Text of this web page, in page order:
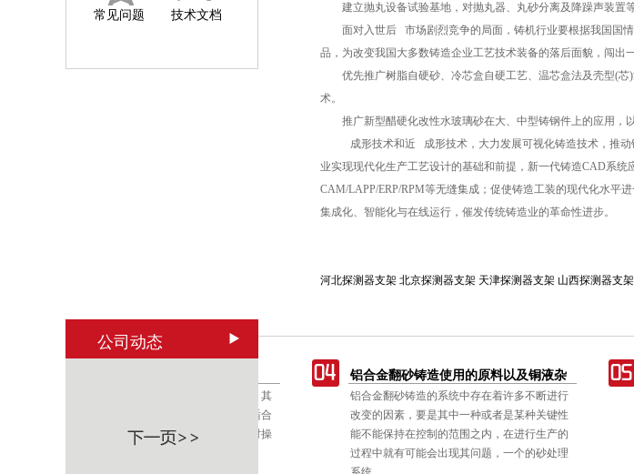
常见问题 技术文档
建立抛丸设备试验基地，对抛丸器、丸砂分离及降躁声装置
面对入世后 市场剧烈竞争的局面，铸机行业要根据我国国情
品，为改变我国大多数铸造企业工艺技术装备的落后面貌，闯出
优先推广树脂自硬砂、冷芯盒自硬工艺、温芯盒法及壳型(芯)
术。
推广新型醋硬化改性水玻璃砂在大、中型铸钢件上的应用，以
成形技术和近 成形技术，大力发展可视化铸造技术，推动铸
业实现现代化生产工艺设计的基础和前提，新一代铸造CAD系
CAM/LAPP/ERP/RPM等无缝集成；促使铸造工装的现代化水平
集成化、智能化与在线运行，催发传统铸造业的革命性进步。
河北探测器支架 北京探测器支架 天津探测器支架 山西探测器支架
公司动态
用在便携式机械工具设备上，以减低振动对操
铝合金翻砂铸造使用的原料以及铜液杂
铝合金翻砂铸造的系统中存在着许多不断进行
改变的因素，要是其中一种或者是某种关键性
能不能保持在控制的范围之内，在进行生产的
过程中就有可能会出现其问题，一个的砂处理
铝
铝
办
表
户